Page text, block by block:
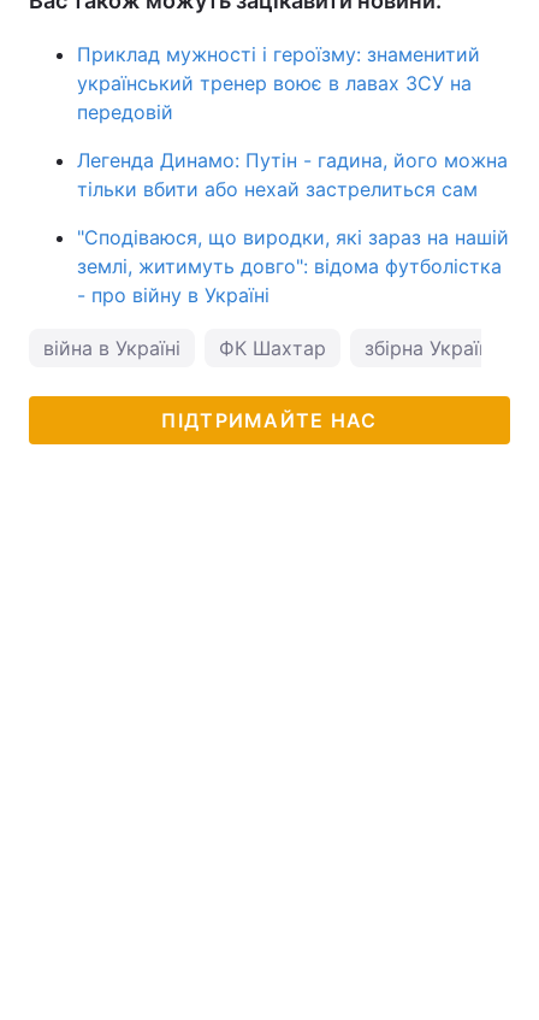
Приклад мужності і героїзму: знаменитий
український тренер воює в лавах ЗСУ на
передовій
Легенда Динамо: Путін - гадина, його можна
тільки вбити або нехай застрелиться сам
"Сподіваюся, що виродки, які зараз на нашій
землі, житимуть довго": відома футболістка
- про війну в Україні
війна в Україні ФК Шахтар збірна України з
ПІДТРИМАЙТЕ НАС